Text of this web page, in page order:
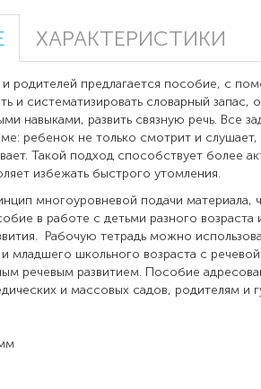
ХАРАКТЕРИСТИКИ
родителей предлагается пособие, с
и систематизировать словарный запас,
навыками, развить связную речь. Все
ребенок не только смотрит и
Такой подход способствует более
избежать быстрого утомления.
многоуровневой подачи материала,
в работе с детьми разного
Рабочую тетрадь можно
младшего школьного возраста с
речевым развитием. Пособие
и массовых садов, родителям и